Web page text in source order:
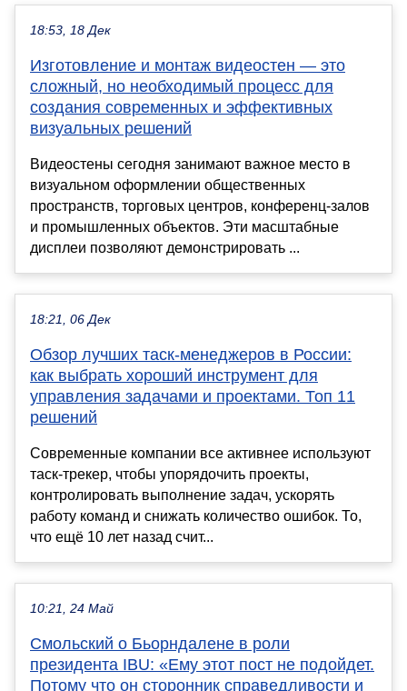
18:53, 18 Дек
Изготовление и монтаж видеостен — это
сложный, но необходимый процесс для
создания современных и эффективных
визуальных решений
Видеостены сегодня занимают важное место в
визуальном оформлении общественных
пространств, торговых центров, конференц-залов
и промышленных объектов. Эти масштабные
дисплеи позволяют демонстрировать ...
18:21, 06 Дек
Обзор лучших таск-менеджеров в России:
как выбрать хороший инструмент для
управления задачами и проектами. Топ 11
решений
Современные компании все активнее используют
таск-трекер, чтобы упорядочить проекты,
контролировать выполнение задач, ускорять
работу команд и снижать количество ошибок. То,
что ещё 10 лет назад счит...
10:21, 24 Май
Смольский о Бьорндалене в роли
президента IBU: «Ему этот пост не подойдет.
Потому что он сторонник справедливости и